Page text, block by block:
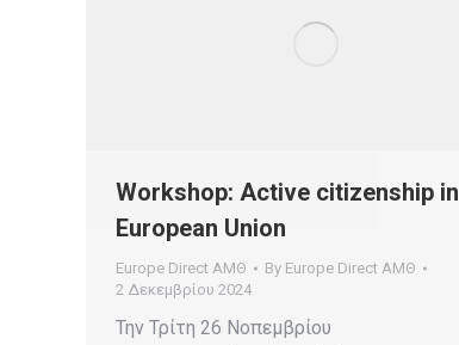
Workshop: Active citizenship in
European Union
Europe Direct ΑΜΘ By Europe Direct ΑΜΘ
2 Δεκεμβρίου 2024
Την Τρίτη 26 Νοπεμβρίου